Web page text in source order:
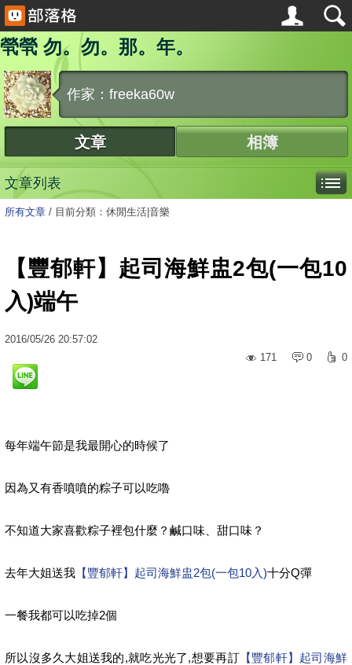
煢煢 勿。勿。那。年。
作家：freeka60w
文章 相簿
文章列表
所有文章 / 目前分類：休閒生活|音樂
【豐郁軒】起司海鮮盅2包(一包10
入)端午
2016/05/26 20:57:02
171
0 0
每年端午節是我最開心的時候了
因為又有香噴噴的粽子可以吃嚕
不知道大家喜歡粽子裡包什麼？鹹口味、甜口味？
去年大姐送我 【豐郁軒】起司海鮮盅2包(一包10入)十分Q彈
一餐我都可以吃掉2個
所以沒多久大姐送我的,就吃光光了,想要再訂【豐郁軒】起司海鮮